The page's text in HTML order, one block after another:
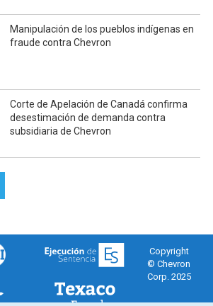
Manipulación de los pueblos indígenas en
fraude contra Chevron
Corte de Apelación de Canadá confirma
desestimación de demanda contra
subsidiaria de Chevron
Copyright
© Chevron
Corp. 2025